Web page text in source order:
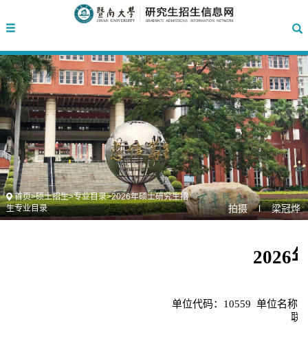
首页>硕士招生>专业目录>2026年硕士研究生招
生专业目录
拍摄 l 梁冠烨
2026
单位代码：10559 单位名称
联